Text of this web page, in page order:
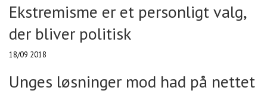
Ekstremisme er et personligt valg,
der bliver politisk
18/09 2018
Unges løsninger mod had på nettet